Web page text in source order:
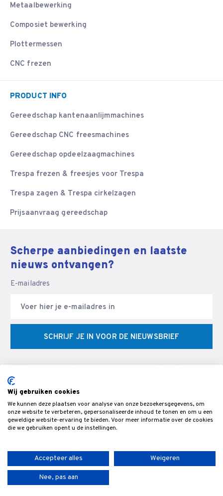
Metaalbewerking
Composiet bewerking
Plottermessen
CNC frezen
PRODUCT INFO
Gereedschap kantenaanlijmmachines
Gereedschap CNC freesmachines
Gereedschap opdeelzaagmachines
Trespa frezen & freesjes voor Trespa
Trespa zagen & Trespa cirkelzagen
Prijsaanvraag gereedschap
Scherpe aanbiedingen en laatste
nieuws ontvangen?
E-mailadres
SCHRIJF JE IN VOOR DE NIEUWSBRIEF
© Veldman Slijptechniek - Slijperij & specialist in CNC
gereedschappen & snijgereedschap voor de bewerking van hout,-
Algemene voorwaarden
Wij gebruiken cookies
We kunnen deze plaatsen voor analyse van onze bezoekersgegevens, om
onze website te verbeteren, gepersonaliseerde inhoud te tonen en om u een
geweldige website-ervaring te bieden. Voor meer informatie over de cookies
die we gebruiken opent u de instellingen.
Accepteer alles Weigeren
Nee, pas aan